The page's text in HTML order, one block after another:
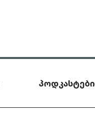
პოდკასტები